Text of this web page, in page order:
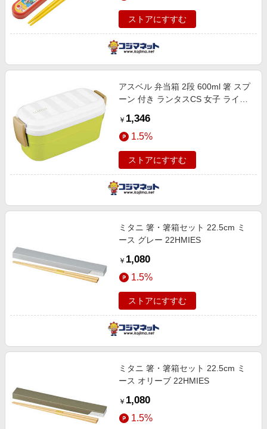
ストアにすすむ
アスベル 弁当箱 2段 600ml 箸 スプ
ーン 付き ランタスCS 女子 ライト
￥ 1,346
1.5%
ストアにすすむ
ミタニ 箸・箸箱セット 22.5cm ミ
ース グレー 22HMIES
￥ 1,080
1.5%
ストアにすすむ
ミタニ 箸・箸箱セット 22.5cm ミ
ース オリーブ 22HMIES
￥ 1,080
1.5%